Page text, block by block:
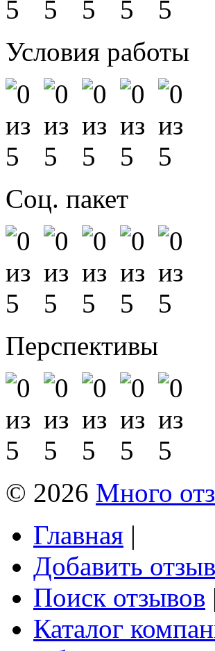
Условия работы
Соц. пакет
Перспективы
© 2026 Много
Главная |
Добавить отзыв
Поиск отзывов |
Каталог